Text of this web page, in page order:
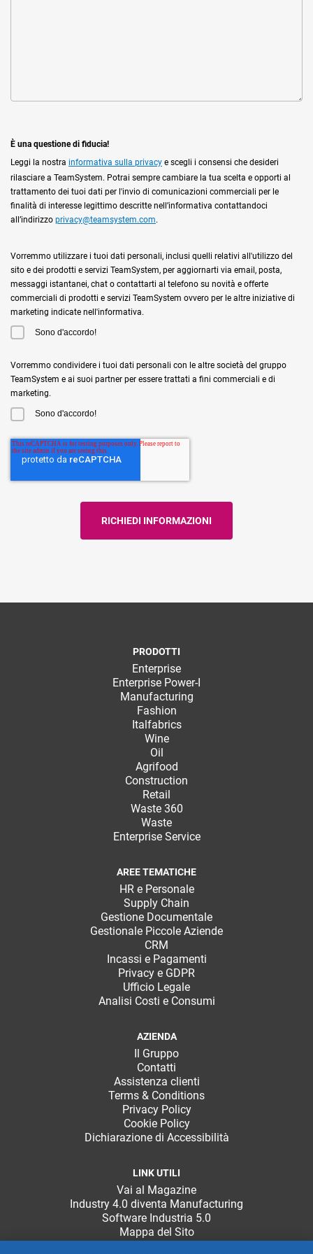
È una questione di fiducia!
Leggi la nostra informativa sulla privacy e scegli i consensi che desideri
rilasciare a TeamSystem. Potrai sempre cambiare la tua scelta e opporti al
trattamento dei tuoi dati per l'invio di comunicazioni commerciali per le
finalità di interesse legittimo descritte nell’informativa contattandoci
all’indirizzo privacy@teamsystem.com.
Vorremmo utilizzare i tuoi dati personali, inclusi quelli relativi all'utilizzo del
sito e dei prodotti e servizi TeamSystem, per aggiornarti via email, posta,
messaggi istantanei, chat o contattarti al telefono su novità e offerte
commerciali di prodotti e servizi TeamSystem ovvero per le altre iniziative di
marketing indicate nell'informativa.
Sono d'accordo!
Vorremmo condividere i tuoi dati personali con le altre società del gruppo
TeamSystem e ai suoi partner per essere trattati a fini commerciali e di
marketing.
Sono d'accordo!
PRODOTTI
Enterprise
Enterprise Power-I
Manufacturing
Fashion
Italfabrics
Wine
Oil
Agrifood
Construction
Retail
Waste 360
Waste
Enterprise Service
AREE TEMATICHE
HR e Personale
Supply Chain
Gestione Documentale
Gestionale Piccole Aziende
CRM
Incassi e Pagamenti
Privacy e GDPR
Ufficio Legale
Analisi Costi e Consumi
AZIENDA
Il Gruppo
Contatti
Assistenza clienti
Terms & Conditions
Privacy Policy
Cookie Policy
Dichiarazione di Accessibilità
LINK UTILI
Vai al Magazine
Industry 4.0 diventa Manufacturing
Software Industria 5.0
Mappa del Sito